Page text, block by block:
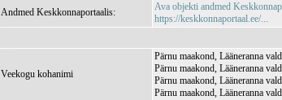
Andmed Keskkonnaportaalis:
Ava objekti andmed
https://keskkonnaportaal.ee/...
Veekogu kohanimi
Pärnu maakond, Lääneranna
Pärnu maakond, Lääneranna
Pärnu maakond, Lääneranna
Pärnu maakond, Lääneranna